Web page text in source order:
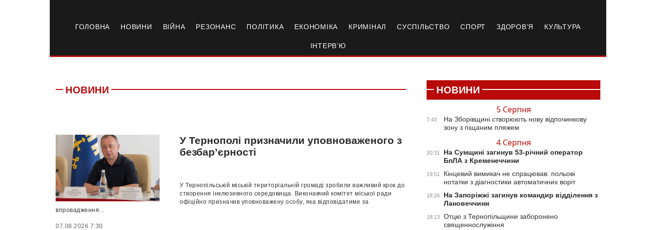
ГОЛОВНА НОВИНИ ВІЙНА РЕЗОНАНС ПОЛІТИКА ЕКОНОМІКА КРИМІНАЛ СУСПІЛЬСТВО СПОРТ ЗДОРОВ’Я КУЛЬТУРА
ІНТЕРВ’Ю
НОВИНИ
У Тернополі призначили уповноваженого з
безбар’єрності
У Тернопільській міській територіальній громаді зробили важливий крок до
створення інклюзивного середовища. Виконавчий комітет міської ради
офіційно призначив уповноважену особу, яка відповідатиме за
впровадження...
07.08.2026 7:30
НОВИНИ
5 Серпня
7:43
На Зборівщині створюють нову відпочинкову
зону з піщаним пляжем
4 Серпня
20:31
На Сумщині загинув 53-річний оператор
БпЛА з Кременеччини
19:51
Кінцевий вимикач не спрацював: польові
нотатки з діагностики автоматичних воріт
18:26
На Запоріжжі загинув командир відділення з
Лановеччини
18:13
Отцю з Тернопільщини заборонено
священнослужіння